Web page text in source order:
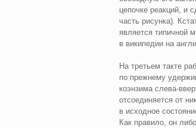
цепочке реакций, и
часть рисунка).
является типичной
в википедии на
На третьем такте
по прежнему
коэнзима
отсоединяется от
в исходное
Как правило, он